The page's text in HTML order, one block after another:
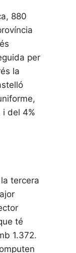
880
per
la
i del 4%
tercera
té
1.372.